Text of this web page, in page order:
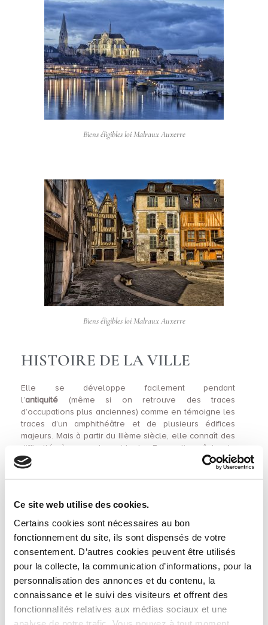
Ce site web utilise des cookies.
Certains cookies sont nécessaires au bon
fonctionnement du site, ils sont dispensés de votre
consentement. D’autres cookies peuvent être utilisés
pour la collecte, la communication d’informations, pour la
personnalisation des annonces et du contenu, la
connaissance et le suivi des visiteurs et offrent des
fonctionnalités relatives aux médias sociaux et une
Biens éligibles loi Malraux Auxerre
Biens éligibles loi Malraux Auxerre
HISTOIRE DE LA VILLE
Elle se développe facilement pendant
l’antiquité (même si on retrouve des traces
d’occupations plus anciennes) comme en témoigne les
traces d’un amphithéâtre et de plusieurs édifices
majeurs. Mais à partir du IIIème siècle, elle connaît des
difficultés à cause des raids des Francs l’empêche de
se développer facilement et la dote de remparts. Et
vers le
la ville se remet à prospérer
ville devient importante grâce à la religion et possède
même près de dix églises et monastères en plus des
c’est à partir duXIVème sièclequ’elle se rattache au
royaume de France. Et c’est à partir de la renaissance
que la ville s’est remise à prospérer notamment avec
l’imprimerie. Et au niveau architectural, on a de
nombreux bâtiments majeurs qui voient le jour. Et cette
ville que l’on connaît. Une histoire passionnante très